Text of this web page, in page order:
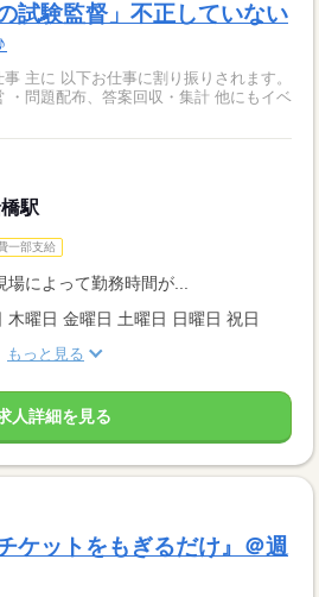
試験監督」不正していない
す。
配布、答案回収・集計 他にもイベ
駅
一部支給
によって勤務時間が...
木曜日 金曜日 土曜日 日曜日 祝日
もっと見る
人詳細を見る
ケットをもぎるだけ』＠週